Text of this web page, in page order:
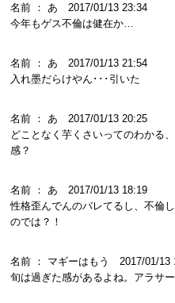
名前 ： あ 2017/01/13 23:34
今年もゲス不倫は健在か…
名前 ： あ 2017/01/13 21:54
入れ墨だらけやん･･･引いた
名前 ： あ 2017/01/13 20:25
どことなく芋くさいってのわかる
感？
名前 ： あ 2017/01/13 18:19
性格歪んでんのバレてるし、不倫
のでは？！
名前 ： マギーはもう 2017/01/13
旬は過ぎた感があるよね。アラサ